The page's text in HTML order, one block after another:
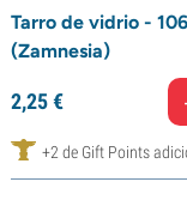
Tarro de vidrio -
(Zamnesia)
2,25€
+2 de Gift Points